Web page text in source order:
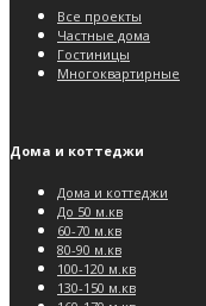
Все проекты
Частные дома
Гостиницы
Многоквартирные
Дома и коттеджи
Дома и коттеджи
До 50 м.кв
60-70 м.кв
80-90 м.кв
100-120 м.кв
130-150 м.кв